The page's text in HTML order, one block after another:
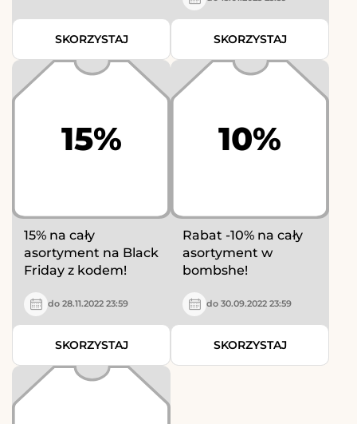
SKORZYSTAJ SKORZYSTAJ
15%
15% na cały
asortyment na Black
Friday z kodem!
do 28.11.2022 23:59
SKORZYSTAJ
10%
Rabat -10% na cały
asortyment w
bombshe!
do 30.09.2022 23:59
SKORZYSTAJ